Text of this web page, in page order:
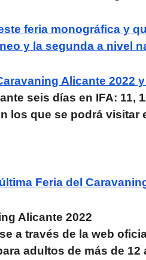
feria monográfica y
y la segunda a nivel
Alicante 2022
seis días en IFA: 11,
los que se podrá visitar
Feria del
Alicante 2022
a través de la web
adultos de más de